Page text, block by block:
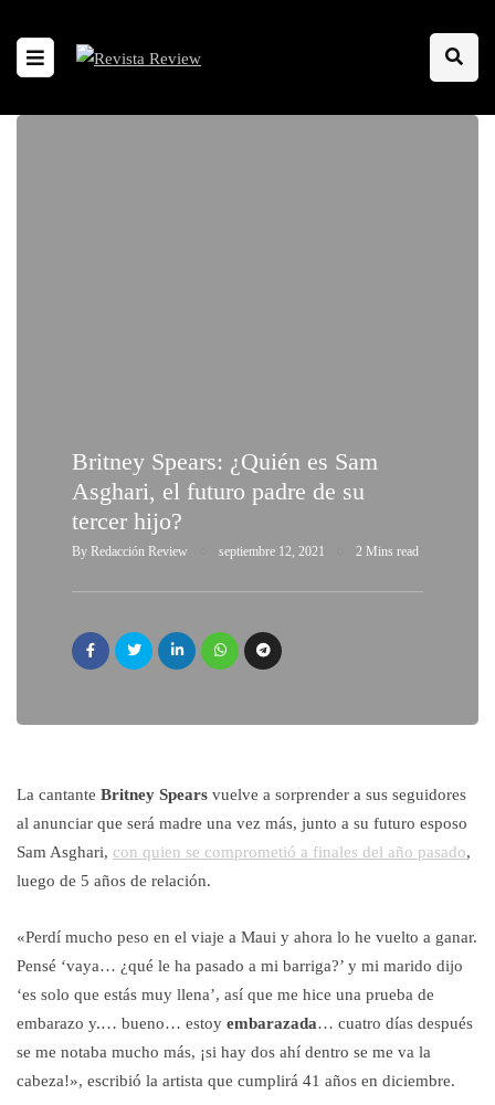
Britney Spears: ¿Quién es Sam
Asghari, el futuro padre de su
tercer hijo?
By Redacción Review septiembre 12, 2021 2 Mins read
La cantante Britney Spears vuelve a sorprender a sus seguidores
al anunciar que será madre una vez más, junto a su futuro esposo
Sam Asghari, con quien se comprometió a finales del año pasado,
luego de 5 años de relación.
«Perdí mucho peso en el viaje a Maui y ahora lo he vuelto a ganar.
Pensé ‘vaya… ¿qué le ha pasado a mi barriga?’ y mi marido dijo
‘es solo que estás muy llena’, así que me hice una prueba de
embarazo y.… bueno… estoy embarazada… cuatro días después
se me notaba mucho más, ¡si hay dos ahí dentro se me va la
cabeza!», escribió la artista que cumplirá 41 años en diciembre.